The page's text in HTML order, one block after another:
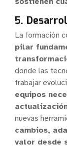
5.
La formación
pilar
donde las
trabajar
equipos
nuevas
cambios,
valor desde